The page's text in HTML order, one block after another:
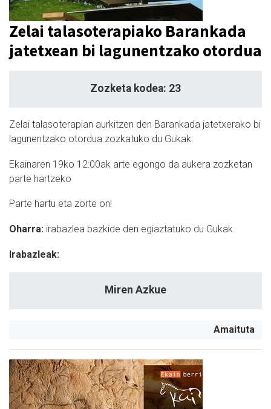
Zelai talasoterapiako Barankada
jatetxean bi lagunentzako otordua
Zozketa kodea: 23
Zelai talasoterapian aurkitzen den Barankada jatetxerako bi
lagunentzako otordua zozkatuko du Gukak.
Ekainaren 19ko 12:00ak arte egongo da aukera zozketan
parte hartzeko
Parte hartu eta zorte on!
Oharra: irabazlea bazkide den egiaztatuko du Gukak.
Irabazleak:
Miren Azkue
Amaituta